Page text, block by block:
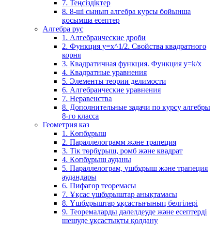
7. Теңсіздіктер
8. 8-ші сынып алгебра курсы бойынша
қосымша есептер
Алгебра рус
1. Алгебраические дроби
2. Функция y=x^1/2. Свойства квадратного
корня
3. Квадратичная функция. Функция у=k/x
4. Квадратные уравнения
5. Элементы теории делимости
6. Алгебраические уравнения
7. Неравенства
8. Дополнительные задачи по курсу алгебры
8-го класса
Геометрия каз
1. Көпбұрыш
2. Параллелограмм және трапеция
3. Тік төрбұрыш, ромб және квадрат
4. Көпбұрыш ауданы
5. Параллелограм, үшбұрыш және трапеция
аудандары
6. Пифагор теоремасы
7. Ұқсас үшбұрыштар анықтамасы
8. Үшбұрыштар ұқсастығының белгілері
9. Теоремаларды дәлелдеуде және есептерді
шешуде ұқсастықты қолдану